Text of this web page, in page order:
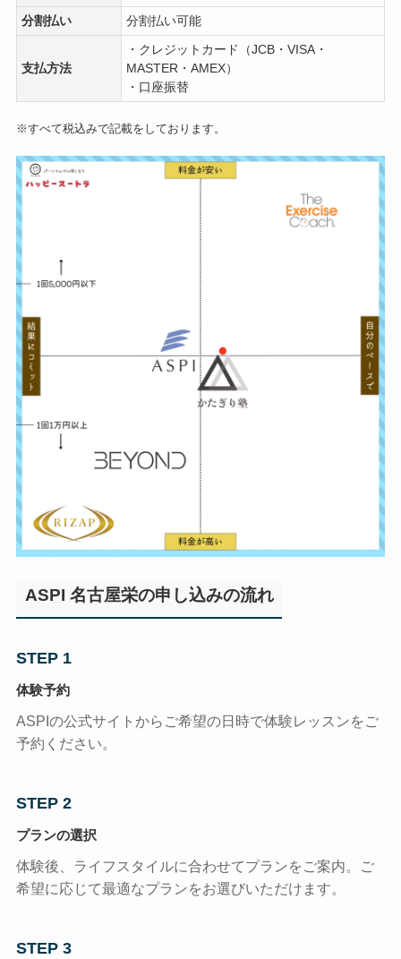
分割払い 分割払い可能
支払方法
・クレジットカード（JCB・VISA・
MASTER・AMEX）
・口座振替
※すべて税込みで記載をしております。
ASPI 名古屋栄の申し込みの流れ
STEP 1
体験予約
ASPIの公式サイトからご希望の日時で体験レッスンをご
予約ください。
STEP 2
プランの選択
体験後、ライフスタイルに合わせてプランをご案内。ご
希望に応じて最適なプランをお選びいただけます。
STEP 3